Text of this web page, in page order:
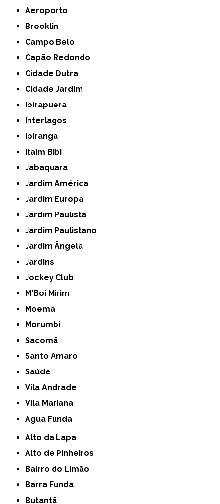
Aeroporto
Brooklin
Campo Belo
Capão Redondo
Cidade Dutra
Cidade Jardim
Ibirapuera
Interlagos
Ipiranga
Itaim Bibi
Jabaquara
Jardim América
Jardim Europa
Jardim Paulista
Jardim Paulistano
Jardim Ângela
Jardins
Jockey Club
M'Boi Mirim
Moema
Morumbi
Sacomã
Santo Amaro
Saúde
Vila Andrade
Vila Mariana
Água Funda
Alto da Lapa
Alto de Pinheiros
Bairro do Limão
Barra Funda
Butantã